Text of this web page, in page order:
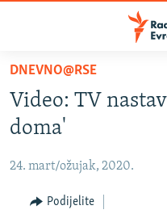
Pređite
glavni
sadržaj
na
navigaciju
VIJESTI
BOSNA I HERCEGOVINA
KOSOVO
CRNA GORA
DNEVNO@RSE
Video: TV
doma'
24. mart/ožujak, 2020.
Podijelite